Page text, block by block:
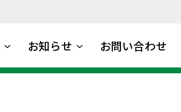
お知らせ お問い合わせ